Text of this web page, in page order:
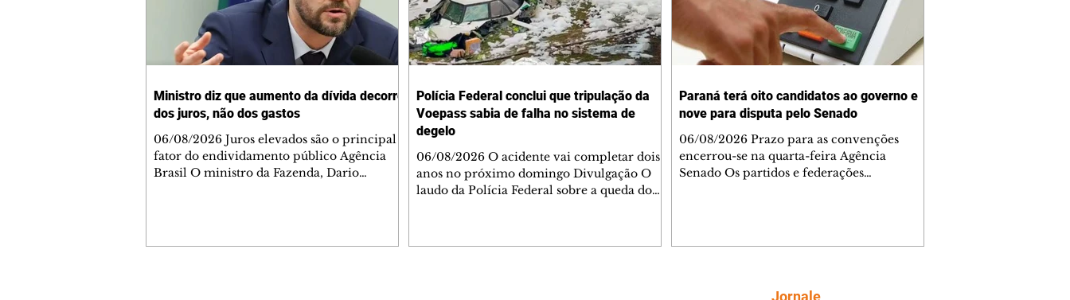
Ministro diz que aumento da dívida decorre
dos juros, não dos gastos
06/08/2026 Juros elevados são o principal
fator do endividamento público Agência
Brasil O ministro da Fazenda, Dario
Polícia Federal conclui que tripulação da
Voepass sabia de falha no sistema de
degelo
06/08/2026 O acidente vai completar dois
anos no próximo domingo Divulgação O
laudo da Polícia Federal sobre a queda do
Paraná terá oito candidatos ao governo e
nove para disputa pelo Senado
06/08/2026 Prazo para as convenções
encerrou-se na quarta-feira Agência
Senado Os partidos e federações
para a disputa pelas duas vagas ao Senado.
Jornale